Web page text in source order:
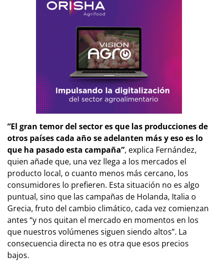
“El gran temor del sector es que las producciones de
otros países cada año se adelanten más y eso es lo
que ha pasado esta campaña”, explica Fernández,
quien añade que, una vez llega a los mercados el
producto local, o cuanto menos más cercano, los
consumidores lo prefieren. Esta situación no es algo
puntual, sino que las campañas de Holanda, Italia o
Grecia, fruto del cambio climático, cada vez comienzan
antes “y nos quitan el mercado en momentos en los
que nuestros volúmenes siguen siendo altos”. La
consecuencia directa no es otra que esos precios
bajos.